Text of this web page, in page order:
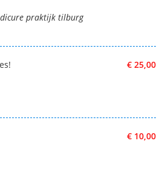
praktijk tilburg
€ 25,00
€ 10,00